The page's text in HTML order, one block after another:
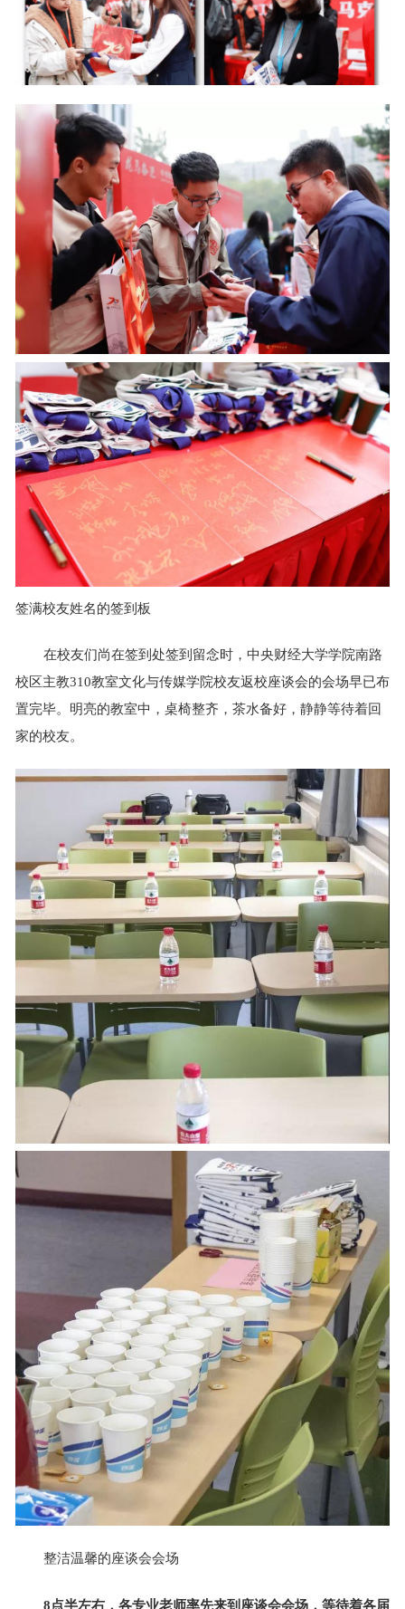
签满校友姓名的签到板
在校友们尚在签到处签到留念时，中央财经大学学院南路
校区主教310教室文化与传媒学院校友返校座谈会的会场早已布
置完毕。明亮的教室中，桌椅整齐，茶水备好，静静等待着回
家的校友。
整洁温馨的座谈会会场
8点半左右，各专业老师率先来到座谈会会场，等待着各届